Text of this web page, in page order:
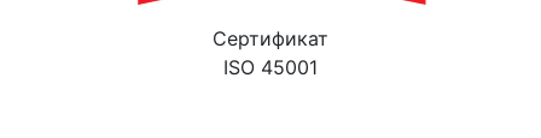
Cертификат
ISO 45001